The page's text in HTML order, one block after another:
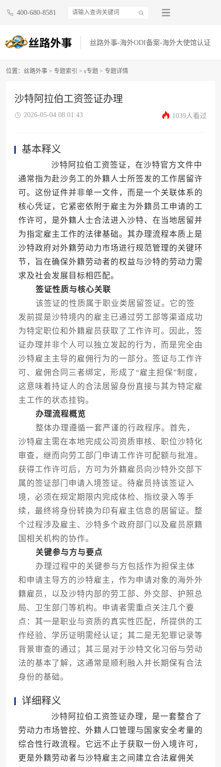
400-680-8581
丝路外事-海外ODI备案-海外大使馆认证
位置： 丝路外事 > 专题索引 > s专题 > 专题详情
沙特阿拉伯工资签证办理
2026-05-04 08:01:43 1039人看过
基本释义
沙特阿拉伯工资签证，在沙特官方文件中
通常指为赴沙务工的外籍人士所签发的工作居留许
可。这份证件并非单一文件，而是一个关联体系的
核心凭证，它紧密依附于雇主为外籍员工申请的工
作许可，是外籍人士合法进入沙特、在当地居留并
为指定雇主工作的法律基础。其办理流程本质上是
沙特政府对外籍劳动力市场进行规范管理的关键环
节，旨在确保外籍劳动者的权益与沙特的劳动力需
求及社会发展目标相匹配。
签证性质与核心关联
该签证的性质属于职业类居留签证。它的签
发前提是沙特境内的雇主已通过劳工部等渠道成功
为特定职位和外籍雇员获取了工作许可。因此，签
证办理并非个人可以独立发起的行为，而是完全由
沙特雇主主导的雇佣行为的一部分。签证与工作许
可、雇佣合同三者绑定，形成了“雇主担保”制度，
这意味着持证人的合法居留身份直接与其为特定雇
主工作的状态挂钩。
办理流程概览
整体办理遵循一套严谨的行政程序。首先，
沙特雇主需在本地完成公司资质审核、职位沙特化
审查，继而向劳工部门申请工作许可配额与批准。
获得工作许可后，方可为外籍雇员向沙特外交部下
属的签证部门申请入境签证。待雇员持该签证入
境，必须在规定期限内完成体检、指纹录入等手
续，最终将身份转换为印有雇主信息的居留证。整
个过程涉及雇主、沙特多个政府部门以及雇员原籍
国相关机构的协作。
关键参与方与要点
办理过程中的关键参与方包括作为担保主体
和申请主导方的沙特雇主，作为申请对象的海外外
籍雇员，以及沙特内部的劳工部、外交部、护照总
局、卫生部门等机构。申请者需重点关注几个要
点：其一是职业与资质的真实性匹配，所提供的工
作经验、学历证明需经认证；其二是无犯罪记录等
背景审查的通过；其三是对于沙特文化习俗与劳动
法的基本了解，这通常是顺利融入并长期保有合法
身份的基础。
详细释义
沙特阿拉伯工资签证办理，是一套整合了
劳动力市场管控、外籍人口管理与国家安全考量的
综合性行政流程。它远不止于获取一份入境许可，
更是外籍劳动者与沙特雇主之间建立合法雇佣关